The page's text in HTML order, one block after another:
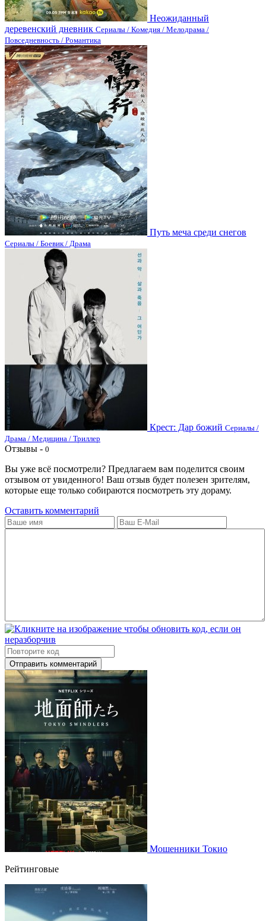
Неожиданный
деревенский дневник Сериалы / Комедия / Мелодрама /
Повседневность / Романтика
Путь меча среди снегов
Сериалы / Боевик / Драма
Крест: Дар божий Сериалы /
Драма / Медицина / Триллер
Отзывы - 0
Вы уже всё посмотрели? Предлагаем вам поделится своим
отзывом от увиденного! Ваш отзыв будет полезен зрителям,
которые еще только собираются посмотреть эту дораму.
Оставить комментарий
Отправить комментарий
Мошенники Токио
Рейтинговые